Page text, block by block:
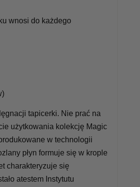
wnosi do każdego
tapicerki. Nie prać na
użytkowania kolekcję Magic
w technologii
płyn formuje się w krople
charakteryzuje się
atestem Instytutu